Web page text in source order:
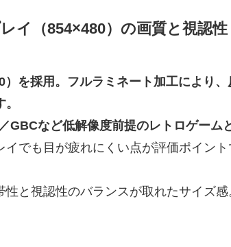
イ（854×480）の画質と視認性
を採用。フルラミネート加工により、
GBCなど低解像度前提のレトロゲーム
でも目が疲れにくい点が評価ポイント
と視認性のバランスが取れたサイズ感